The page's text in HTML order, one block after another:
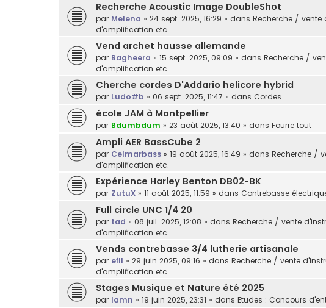
Recherche Acoustic Image DoubleShot
par Melena » 24 sept. 2025, 16:29 » dans Recherche / vente
d'amplification etc.
Vend archet hausse allemande
par Bagheera » 15 sept. 2025, 09:09 » dans Recherche /
d'amplification etc.
Cherche cordes D'Addario helicore hybrid
par Ludo#b » 06 sept. 2025, 11:47 » dans Cordes
école JAM à Montpellier
par Bdumbdum » 23 août 2025, 13:40 » dans Fourre tout
Ampli AER BassCube 2
par Celmarbass » 19 août 2025, 16:49 » dans Recherche /
d'amplification etc.
Expérience Harley Benton DB02-BK
par ZutuX » 11 août 2025, 11:59 » dans Contrebasse
Full circle UNC 1/4 20
par tad » 08 juil. 2025, 12:08 » dans Recherche / vente
d'amplification etc.
Vends contrebasse 3/4 lutherie artisanale
par efll » 29 juin 2025, 09:16 » dans Recherche / vente
d'amplification etc.
Stages Musique et Nature été 2025
par lamn » 19 juin 2025, 23:31 » dans Etudes : Concours